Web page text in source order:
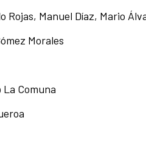
Rojas, Manuel Díaz, Mario
Morales
Comuna